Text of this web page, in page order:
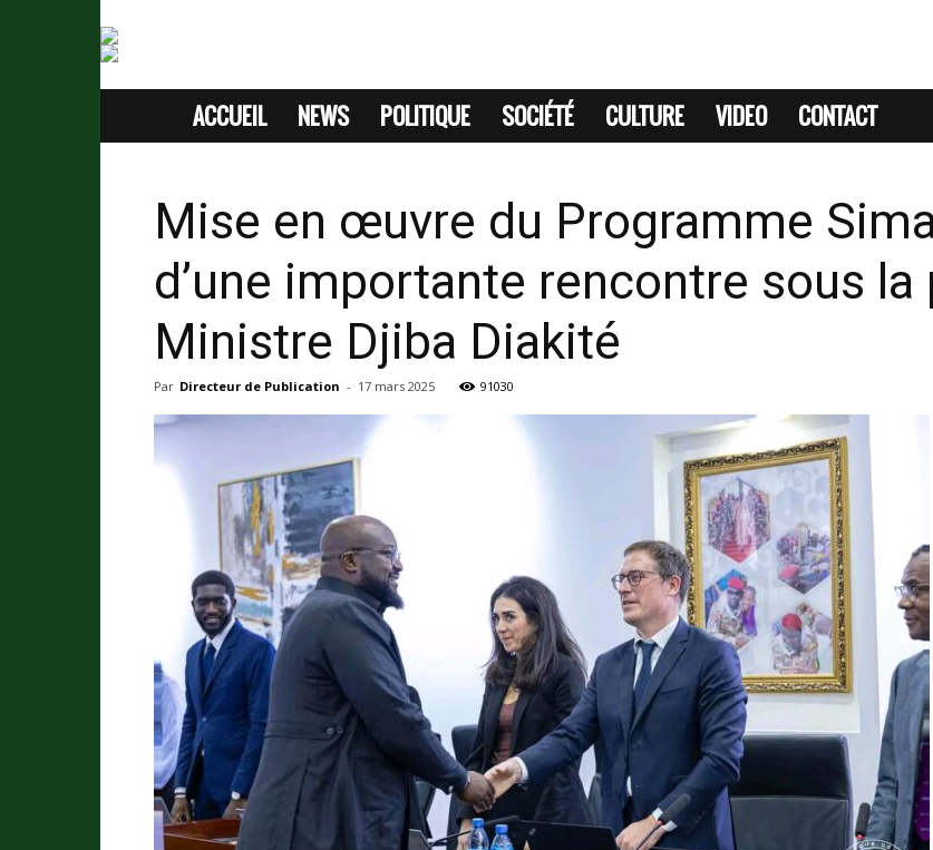
SITE
SANS
PASSION
ACCUEIL NEWS POLITIQUE SOCIÉTÉ CULTURE VIDEO CONTACT
Mise en œuvre du Programme
d’une importante rencontre sous
Ministre Djiba Diakité
Par Directeur de Publication - 17 mars 2025 91030